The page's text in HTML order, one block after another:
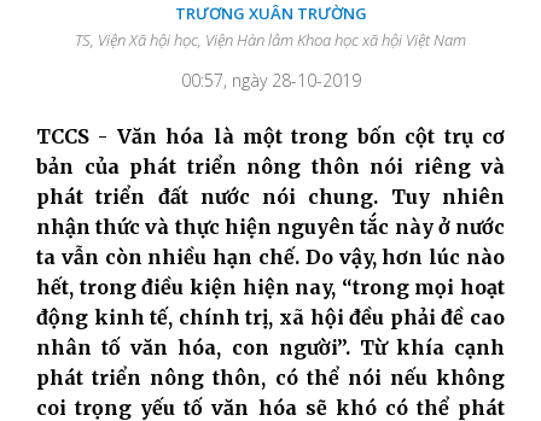
TRƯƠNG XUÂN TRƯỜNG
TS, Viện Xã hội học, Viện Hàn lâm Khoa học xã hội Việt Nam
00:57, ngày 28-10-2019
TCCS - Văn hóa là một trong bốn cột trụ cơ
bản của phát triển nông thôn nói riêng và
phát triển đất nước nói chung. Tuy nhiên
nhận thức và thực hiện nguyên tắc này ở nước
ta vẫn còn nhiều hạn chế. Do vậy, hơn lúc nào
hết, trong điều kiện hiện nay, “trong mọi hoạt
động kinh tế, chính trị, xã hội đều phải đề cao
nhân tố văn hóa, con người”. Từ khía cạnh
phát triển nông thôn, có thể nói nếu không
coi trọng yếu tố văn hóa sẽ khó có thể phát